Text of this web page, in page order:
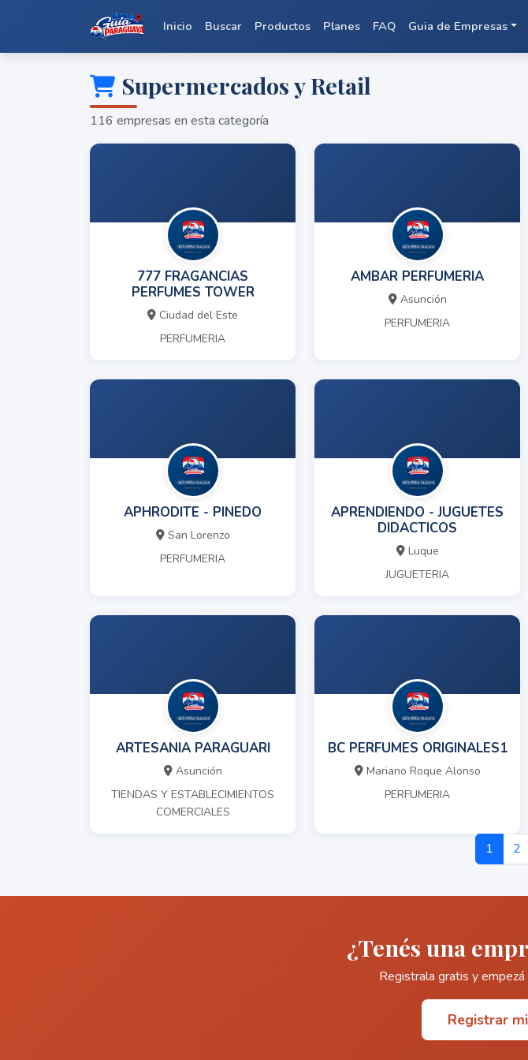
Inicio Buscar Productos Planes FAQ Guia de Empresas
Supermercados y Retail
116 empresas en esta categoría
777 FRAGANCIAS
PERFUMES TOWER
Ciudad del Este
PERFUMERIA
AMBAR PERFUMERIA
Asunción
PERFUMERIA
APHRODITE - PINEDO
San Lorenzo
PERFUMERIA
APRENDIENDO - JUGUETES
DIDACTICOS
Luque
JUGUETERIA
ARTESANIA PARAGUARI
Asunción
TIENDAS Y ESTABLECIMIENTOS
COMERCIALES
BC PERFUMES ORIGINALES1
Mariano Roque Alonso
PERFUMERIA
1 2
¿Tenés una
Registrala gratis y
Registrar